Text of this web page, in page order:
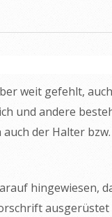
weit gefehlt, auch
und andere
der Halter bzw.
hingewiesen,
ausgerüstet